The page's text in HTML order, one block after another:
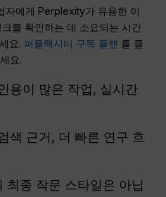
자에게 Perplexity가 유용한 이
를 확인하는 데 소요되는 시간
요. 퍼플렉시티 구독 플랜 를 클
요.
용이 많은 작업, 실시간
색 근거, 더 빠른 연구 흐
최종 작문 스타일은 아닙